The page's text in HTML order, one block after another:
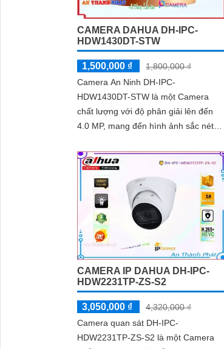
CAMERA DAHUA DH-IPC-
HDW1430DT-STW
1,500,000 ₫
1,800,000 ₫
Camera An Ninh DH-IPC-
HDW1430DT-STW là một Camera
chất lượng với độ phân giải lên đến
4.0 MP, mang đến hình ảnh sắc nét
tính năng xem ban đêm...
CAMERA IP DAHUA DH-IPC-
HDW2231TP-ZS-S2
3,050,000 ₫
4,320,000 ₫
Camera quan sát DH-IPC-
HDW2231TP-ZS-S2 là một Camera